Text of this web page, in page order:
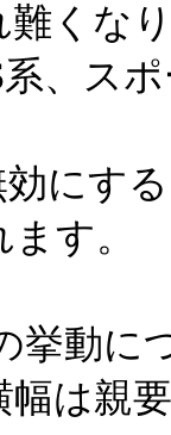
難くな
、ス
効にす
す。
挙動に
は親